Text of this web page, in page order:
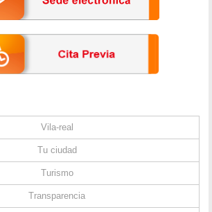
Vila-real
Tu ciudad
Turismo
Transparencia